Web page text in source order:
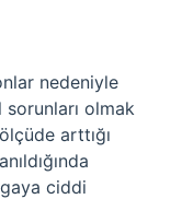
nedeniyle
olmak
arttığı
ciddi